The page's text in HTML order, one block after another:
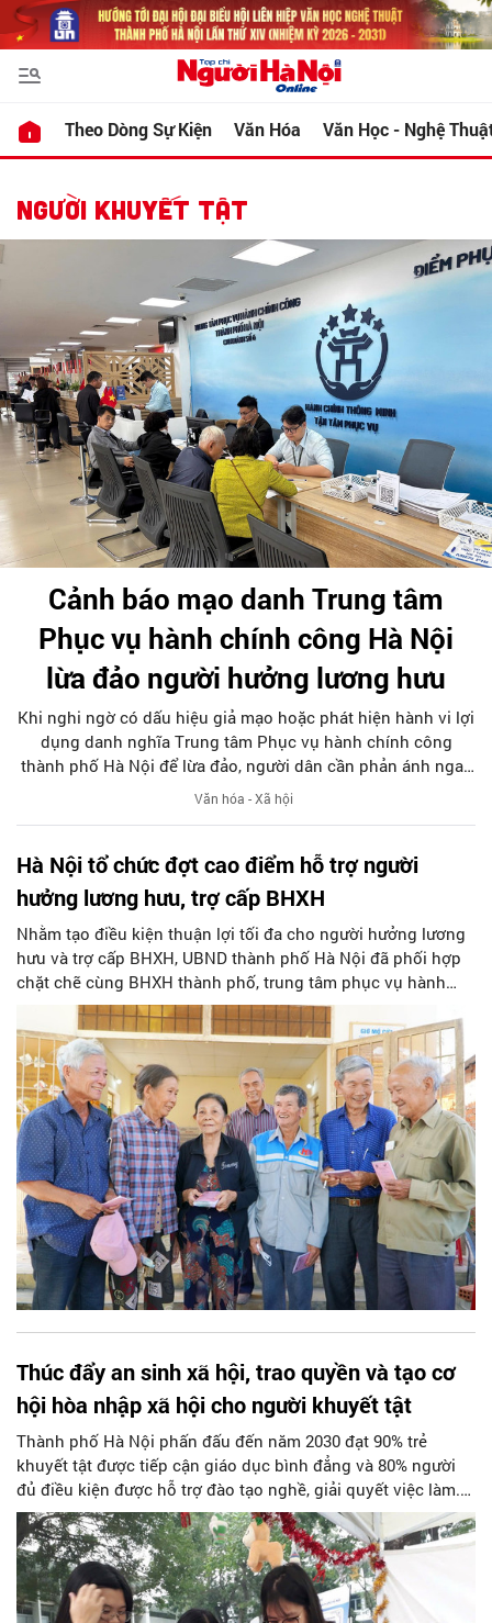
Theo Dòng Sự Kiện Văn Hóa Văn Học - Nghệ
NGƯỜI KHUYẾT TẬT
Cảnh báo mạo danh Trung tâm
Phục vụ hành chính công Hà Nội
lừa đảo người hưởng lương hưu
Khi nghi ngờ có dấu hiệu giả mạo hoặc phát hiện hành vi lợi
dụng danh nghĩa Trung tâm Phục vụ hành chính công
thành phố Hà Nội để lừa đảo, người dân cần phản ánh ngay
qua Tổng đài 024 1022 (nhánh phím 7) hoặc thông báo cho
cơ quan Công an nơi gần nhất để được hướng dẫn, xử lý
Văn hóa - Xã hội
Hà Nội tổ chức đợt cao điểm hỗ trợ người
hưởng lương hưu, trợ cấp BHXH
Nhằm tạo điều kiện thuận lợi tối đa cho người hưởng lương
hưu và trợ cấp BHXH, UBND thành phố Hà Nội đã phối hợp
chặt chẽ cùng BHXH thành phố, trung tâm phục vụ hành
chính công, chính quyền địa phương và ngành bưu điện
triển khai các giải pháp hỗ trợ đồng bộ. Trong thời gian qua,
các tổ xung kích liên ngành đã được thành lập để hỗ trợ trực
tiếp, hướng dẫn làm thủ tục và chứng thực chữ ký tại các
điểm sinh hoạt cộng đồng hoặc ngay tại nhà cho những
trường hợp đặc biệt như người cao tuổi hay người có sức
khỏe yếu.
Thúc đẩy an sinh xã hội, trao quyền và tạo cơ
hội hòa nhập xã hội cho người khuyết tật
Thành phố Hà Nội phấn đấu đến năm 2030 đạt 90% trẻ
khuyết tật được tiếp cận giáo dục bình đẳng và 80% người
đủ điều kiện được hỗ trợ đào tạo nghề, giải quyết việc làm.
Đồng thời hướng tới mục tiêu 100% thư viện công cộng có
không gian đọc chuyên biệt, bảo đảm trợ giúp pháp lý miễn
phí và hỗ trợ toàn diện cho phụ nữ khuyết tật...